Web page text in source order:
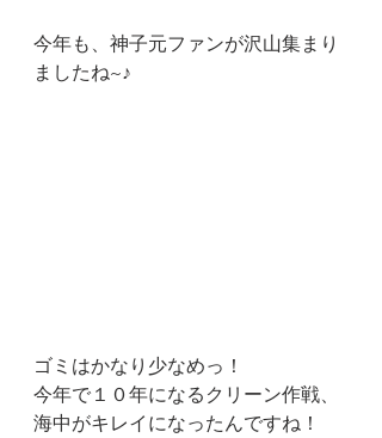
今年も、神子元ファンが沢山集まり
ましたね~♪
ゴミはかなり少なめっ！
今年で１０年になるクリーン作戦、
海中がキレイになったんですね！